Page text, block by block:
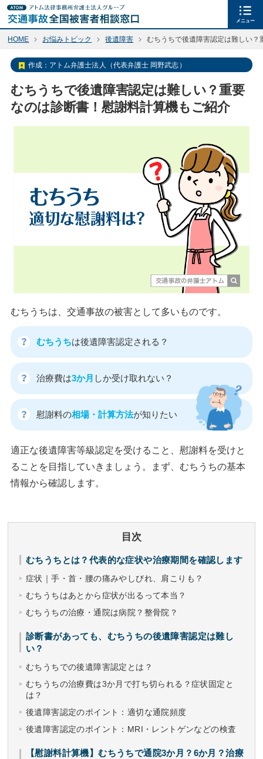
メニュー
HOME お悩みトピック 後遺障害 むちうちで後遺障害認定は難しい
作成：アトム弁護士法人（代表弁護士 岡野武志）
むちうちで後遺障害認定は難しい？重要
なのは診断書！慰謝料計算機もご紹介
むちうちは、交通事故の被害として多いものです。
むちうちは後遺障害認定される？
治療費は3か月 しか受け取れない？
慰謝料の相場・計算方法が知りたい
適正な後遺障害等級認定を受けること、慰謝料を受けと
ることを目指していきましょう。まず、むちうちの基本
情報から確認します。
目次
むちうちとは？代表的な症状や治療期間を確認します
症状｜手・首・腰の痛みやしびれ、肩こりも？
むちうちはあとから症状が出るって本当？
むちうちの治療・通院は病院？整骨院？
診断書があっても、むちうちの後遺障害認定は難し
い？
むちうちでの後遺障害認定とは？
むちうちの治療費は3か月で打ち切られる？症状固定と
は？
後遺障害認定のポイント：適切な通院頻度
後遺障害認定のポイント：MRI・レントゲンなどの検査
【慰謝料計算機】むちうちで通院3か月？6か月？治療